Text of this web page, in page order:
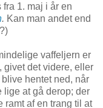
1. maj i år en
. Kan man andet end
vaffeljern er
givet det videre, eller
hentet ned, når
lige at gå derop; der
ramt af en trang til at